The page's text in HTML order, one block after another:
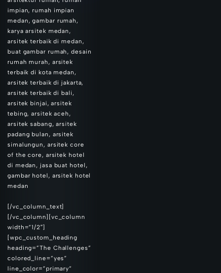
impian, rumah impian
medan, gambar rumah,
karya arsitek medan,
arsitek terbaik di medan,
buat gambar rumah, desain
rumah murah, arsitek
terbaik di kota medan,
arsitek terbaik di jakarta,
arsitek terbaik di bali,
arsitek binjai, arsitek
tebing, arsitek aceh,
arsitek sabang, arsitek
padang bulan, arsitek
simalungun, arsitek core
of the core, arsitek hotel
di medan, jasa buat hotel,
gambar hotel, arsitek hotel
medan
[/vc_column_text]
[/vc_column][vc_column
width=”1/2″]
[wpc_custom_heading
heading=”The Challenges”
colored_line=”yes”
line_color=”primary”